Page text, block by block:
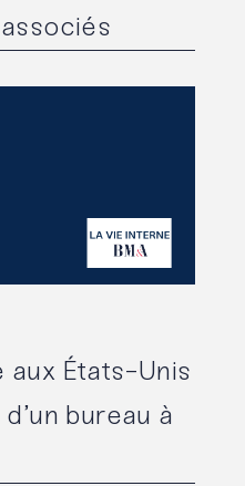
aux États-Unis
bureau à